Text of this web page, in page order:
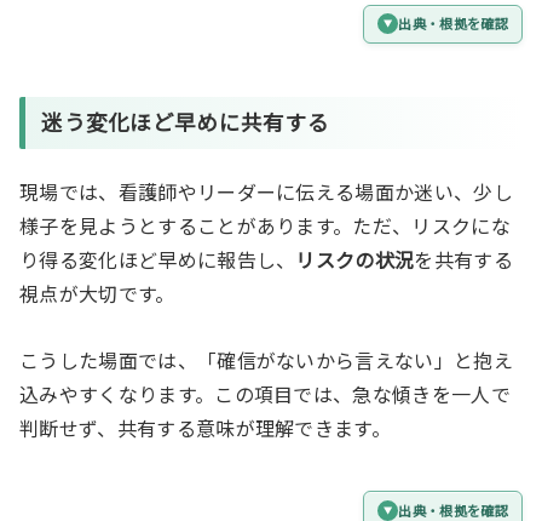
出典・根拠を確認
迷う変化ほど早めに共有する
現場では、看護師やリーダーに伝える場面か迷い、少し
様子を見ようとすることがあります。ただ、リスクにな
り得る変化ほど早めに報告し、 リスクの状況を共有する
視点が大切です。
こうした場面では、「確信がないから言えない」と抱え
込みやすくなります。この項目では、急な傾きを一人で
判断せず、共有する意味が理解できます。
出典・根拠を確認